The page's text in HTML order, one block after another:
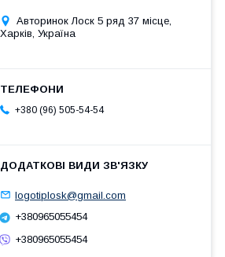
Авторинок Лоск 5 ряд 37 місце,
Харків, Україна
+380 (96) 505-54-54
logotiplosk@gmail.com
+380965055454
+380965055454